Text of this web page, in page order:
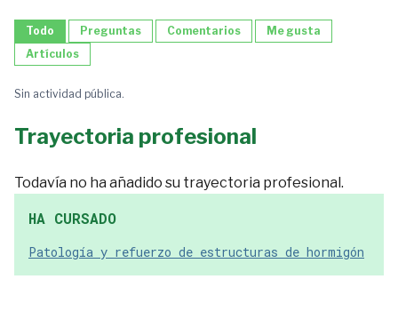
Todo Preguntas Comentarios
Me gusta
Artículos
Sin actividad pública.
Trayectoria profesional
Todavía no ha añadido su trayectoria profesional.
HA CURSADO
Patología y refuerzo de estructuras de hormigón